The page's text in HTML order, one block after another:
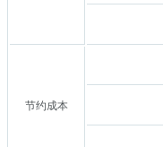
节约成本